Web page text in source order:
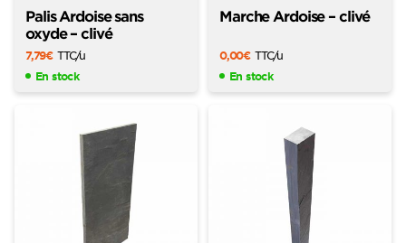
Palis Ardoise sans
oxyde – clivé
7,79€ TTC/u
En stock
Marche Ardoise – clivé
0,00€ TTC/u
En stock